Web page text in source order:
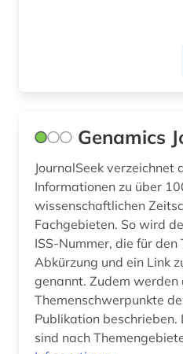
Genamics
JournalSeek verzeichnet
Informationen zu über
wissenschaftlichen
Fachgebieten. So wird
ISS-Nummer, die für
Abkürzung und ein Link
genannt. Zudem werden
Themenschwerpunkte
Publikation beschrieben. Die Zeitschriftentitel
sind nach